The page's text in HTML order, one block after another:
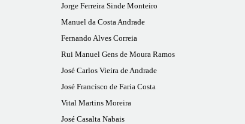
Jorge Ferreira Sinde Monteiro
Manuel da Costa Andrade
Fernando Alves Correia
Rui Manuel Gens de Moura Ramos
José Carlos Vieira de Andrade
José Francisco de Faria Costa
Vital Martins Moreira
José Casalta Nabais